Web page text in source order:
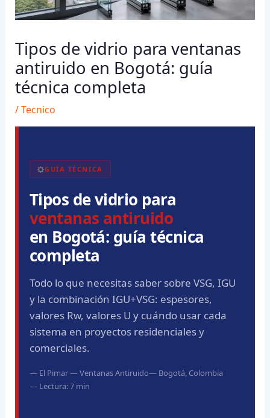
Tipos de vidrio para ventanas
antiruido en Bogotá: guía
técnica completa
/Tecnico
GUÍA TÉCNICA
Tipos de vidrio para
ventanas antiruido
en Bogotá: guía técnica
completa
Todo lo que necesitas saber sobre VSG, IGU
y la combinación IGU+VSG: espesores,
valores Rw, valores U y cuándo usar cada
sistema en proyectos residenciales y
comerciales.
El Pimar — Ventanas Antiruido
Bogotá, Colombia
Lectura: 7 min